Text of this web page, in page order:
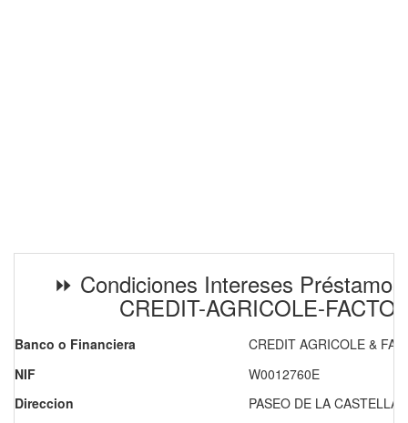
⏩ Condiciones Intereses
CREDIT-AGRICOLE-
Banco o Financiera
CREDIT AGRICOLE &
NIF
W0012760E
Direccion
PASEO DE LA